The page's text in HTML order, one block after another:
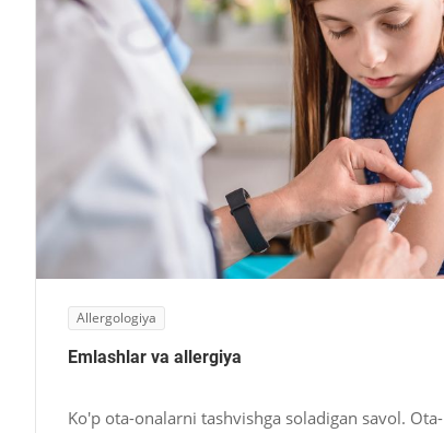
Allergologiya
Ko'p ota-onalarni tashvishga soladigan savol. Ota-
Emlashlar va allergiya